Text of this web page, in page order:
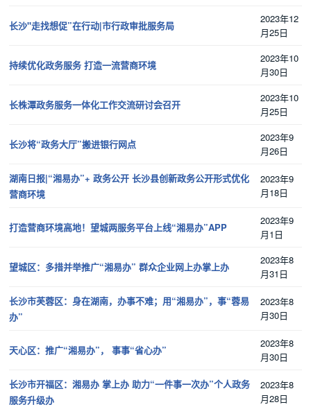
长沙"走找想促”在行动|市行政审批服务局
2023年12
月25日
持续优化政务服务 打造一流营商环境
2023年10
月30日
长株潭政务服务一体化工作交流研讨会召开
2023年10
月25日
长沙将“政务大厅”搬进银行网点
2023年9
月26日
湖南日报|“湘易办”+ 政务公开 长沙县创新政务公开形式优化
营商环境
2023年9
月18日
打造营商环境高地！望城两服务平台上线“湘易办”APP
2023年9
月1日
望城区：多措并举推广“湘易办” 群众企业网上办掌上办
2023年8
月31日
长沙市芙蓉区：身在湖南，办事不难；用“湘易办”，事“蓉易
办”
2023年8
月30日
天心区：推广“湘易办”， 事事“省心办”
2023年8
月30日
长沙市开福区：湘易办 掌上办 助力“一件事一次办”个人政务
服务升级办
2023年8
月28日